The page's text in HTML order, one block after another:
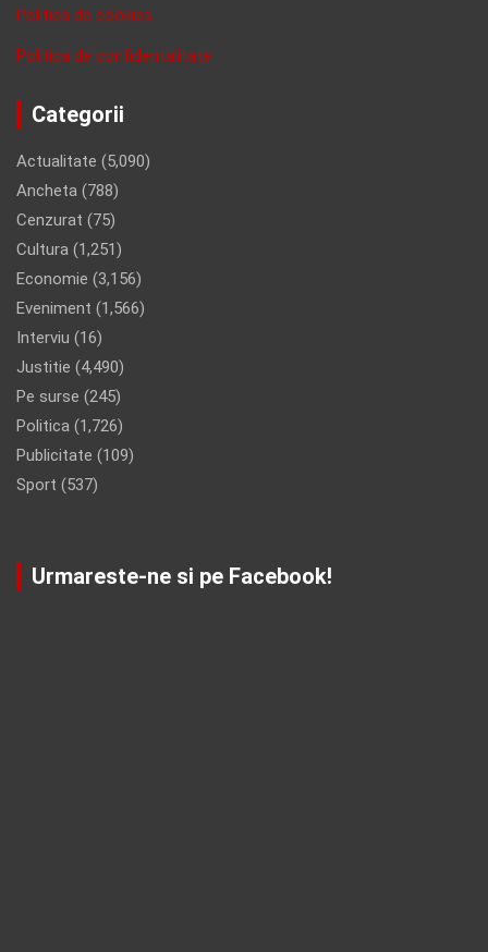
Politica de cookies
Politica de confidentalitate
Categorii
Actualitate (5,090)
Ancheta (788)
Cenzurat (75)
Cultura (1,251)
Economie (3,156)
Eveniment (1,566)
Interviu (16)
Justitie (4,490)
Pe surse (245)
Politica (1,726)
Publicitate (109)
Sport (537)
Urmareste-ne si pe Facebook!